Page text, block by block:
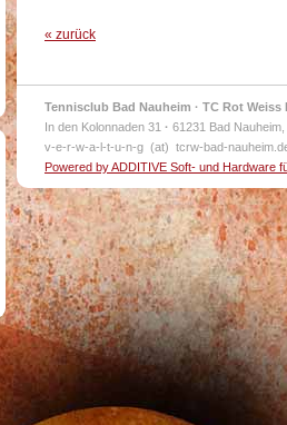
« zurück
Tennisclub Bad Nauheim · TC Rot Weiss
In den Kolonnaden 31 · 61231 Bad
v-e-r-w-a-l-t-u-n-g (at) tcrw-bad-
Powered by ADDITIVE Soft- und Hardware